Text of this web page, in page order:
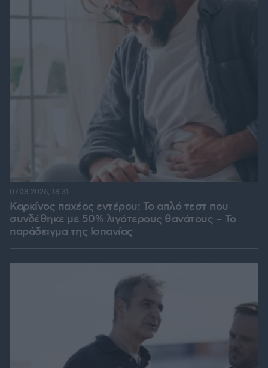
Καρκίνος παχέος εντέρου: Το απλό τεστ που
συνδέθηκε με 50% λιγότερους θανάτους – Το
παράδειγμα της Ισπανίας
07.08.2026, 18:31